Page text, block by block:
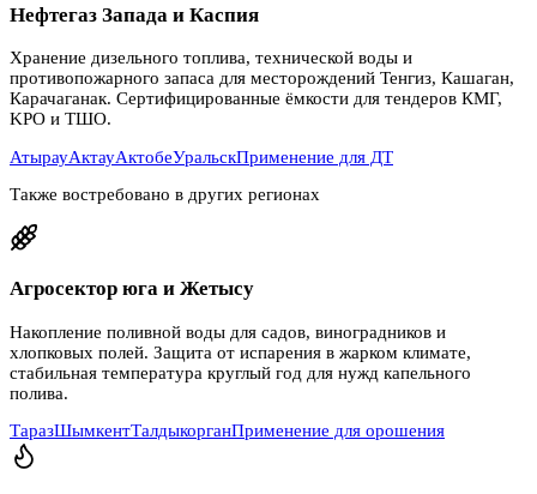
Нефтегаз Запада и Каспия
Хранение дизельного топлива, технической воды и
противопожарного запаса для месторождений Тенгиз, Кашаган,
Карачаганак. Сертифицированные ёмкости для тендеров КМГ,
KPO и ТШО.
АтырауАктауАктобеУральскПрименение для ДТ
Также востребовано в других регионах
Агросектор юга и Жетысу
Накопление поливной воды для садов, виноградников и
хлопковых полей. Защита от испарения в жарком климате,
стабильная температура круглый год для нужд капельного
полива.
ТаразШымкентТалдыкорганПрименение для орошения